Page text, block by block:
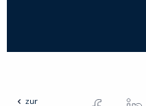
zur